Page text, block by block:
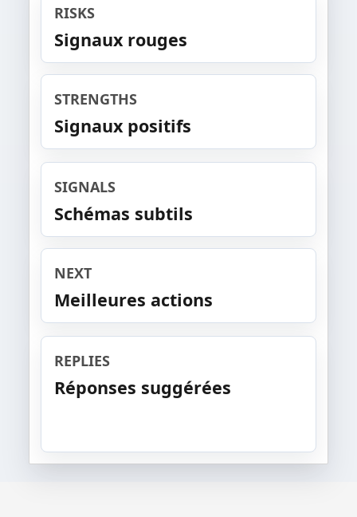
RISKS
Signaux rouges
STRENGTHS
Signaux positifs
SIGNALS
Schémas subtils
NEXT
Meilleures actions
REPLIES
Réponses suggérées